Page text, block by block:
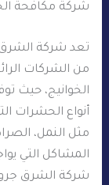
شركة مكافحة
تعد شركة
من الشركات
الخوانيج، حيث
أنواع الحشرات
مثل النمل،
المشاكل التي
شركة الشرق